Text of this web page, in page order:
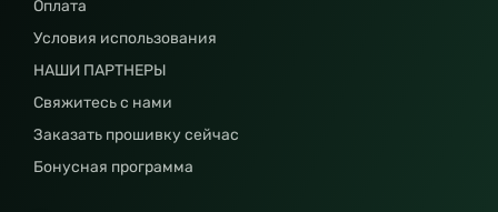
Оплата
Условия использования
НАШИ ПАРТНЕРЫ
Свяжитесь с нами
Заказать прошивку сейчас
Бонусная программа